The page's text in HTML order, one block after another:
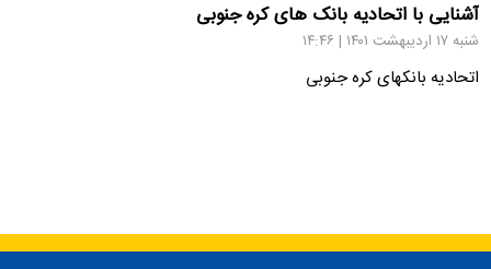
آشنایی با اتحادیه بانک های کره جنوبی
شنبه ۱۷ اردیبهشت ۱۴۰۱ | ۱۴:۴۶
اتحادیه بانکهای کره جنوبی